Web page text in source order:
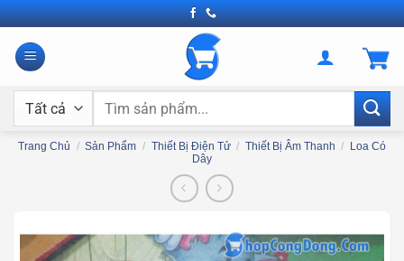
Bỏ
qua
nội
Tìm
Trang Chủ / Sản Phẩm / Thiết Bị Điện Tử / Thiết Bị Âm Thanh /
Loa Có
Dây